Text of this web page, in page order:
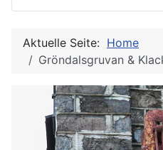
Aktuelle Seite: Home
Gröndalsgruvan &